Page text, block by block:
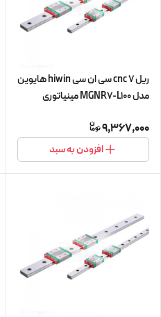
ریل 7 cnc سی ان سی hiwin هایوین
مدل MGNR7-L100 مینیاتوری
9,367,000
افزودن به سبد